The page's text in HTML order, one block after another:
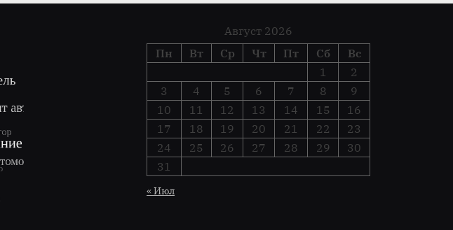
Август 2026
Пн
Вт Ср Чт Пт Сб
Вс
1
2
3
4 5 6 7 8
9
10
11 12 13 14 15
16
17
18 19 20 21 22
23
24
25 26 27 28 29
30
31
« Июл